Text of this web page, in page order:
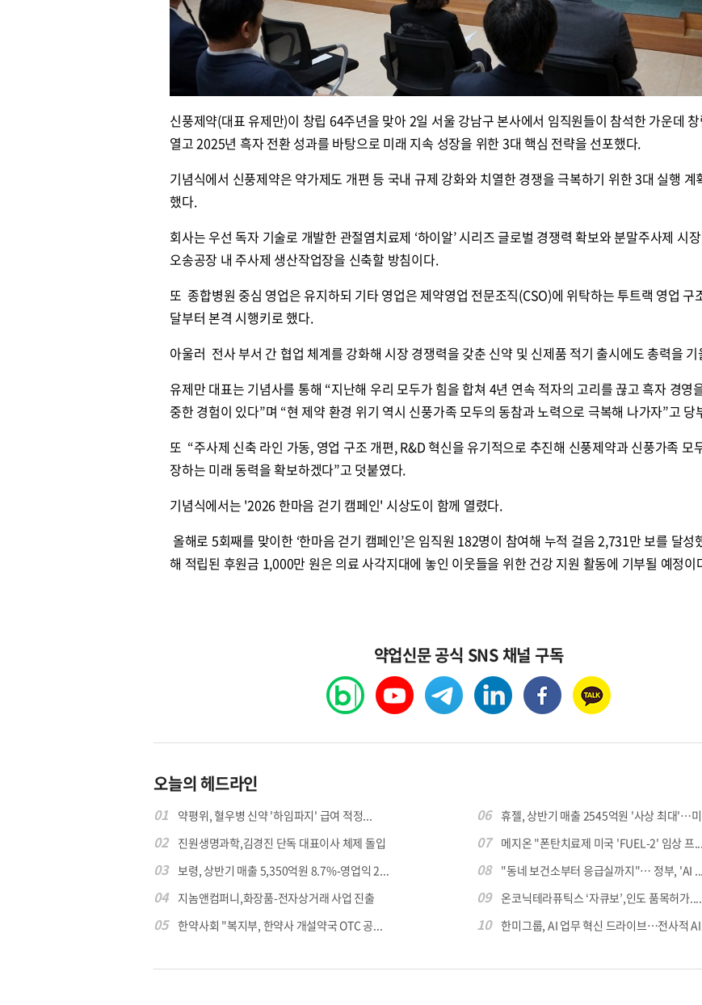
신풍제약(대표 유제만)이 창립 64주년을 맞아 2일 서울 강남구 본사에서 임직원들이 참석한 가운데
열고 2025년 흑자 전환 성과를 바탕으로 미래 지속 성장을 위한 3대 핵심 전략을 선포했다.
기념식에서 신풍제약은 약가제도 개편 등 국내 규제 강화와 치열한 경쟁을 극복하기 위한 3대 실행 계
했다.
회사는 우선 독자 기술로 개발한 관절염치료제 ‘하이알’ 시리즈 글로벌 경쟁력 확보와 분말주사제 시
오송공장 내 주사제 생산작업장을 신축할 방침이다.
또 종합병원 중심 영업은 유지하되 기타 영업은 제약영업 전문조직(CSO)에 위탁하는 투트랙 영업 구
달부터 본격 시행키로 했다.
아울러 전사 부서 간 협업 체계를 강화해 시장 경쟁력을 갖춘 신약 및 신제품 적기 출시에도 총력을 기
유제만 대표는 기념사를 통해 “지난해 우리 모두가 힘을 합쳐 4년 연속 적자의 고리를 끊고 흑자 경영
중한 경험이 있다”며 “현 제약 환경 위기 역시 신풍가족 모두의 동참과 노력으로 극복해 나가자”고 당
또 “주사제 신축 라인 가동, 영업 구조 개편, R&D 혁신을 유기적으로 추진해 신풍제약과 신풍가족 모
장하는 미래 동력을 확보하겠다”고 덧붙였다.
기념식에서는 '2026 한마음 걷기 캠페인' 시상도이 함께 열렸다.
올해로 5회째를 맞이한 ‘한마음 걷기 캠페인’은 임직원 182명이 참여해 누적 걸음 2,731만 보를 달성
해 적립된 후원금 1,000만 원은 의료 사각지대에 놓인 이웃들을 위한 건강 지원 활동에 기부될 예정이
약업신문 공식 SNS 채널 구독
오늘의 헤드라인
01 약평위, 혈우병 신약 '하임파지' 급여 적정...
02 진원생명과학,김경진 단독 대표이사 체제 돌입
03 보령, 상반기 매출 5,350억원 8.7%-영업익 2...
04 지놈앤컴퍼니,화장품-전자상거래 사업 진출
05 한약사회 "복지부, 한약사 개설약국 OTC 공...
06 휴젤, 상반기 매출 2545억원 '사상 최대'…
07 메지온 "폰탄치료제 미국 'FUEL-2' 임상 프...
08 "동네 보건소부터 응급실까지"… 정부, 'AI ...
09 온코닉테라퓨틱스 ‘자큐보’,인도 품목허가
10 한미그룹, AI 업무 혁신 드라이브…전사적